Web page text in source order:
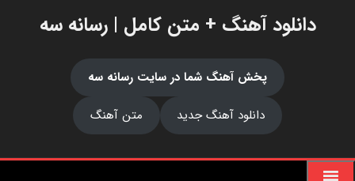
دانلود آهنگ + متن کامل | رسانه سه
پخش آهنگ شما در سایت رسانه سه
دانلود آهنگ جدید
متن آهنگ